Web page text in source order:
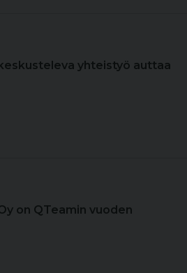
yhteistyö auttaa
on QTeamin vuoden